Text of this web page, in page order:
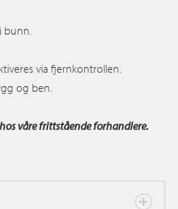
bunn.
via fjernkontrollen.
og ben.
våre frittstående forhandlere.